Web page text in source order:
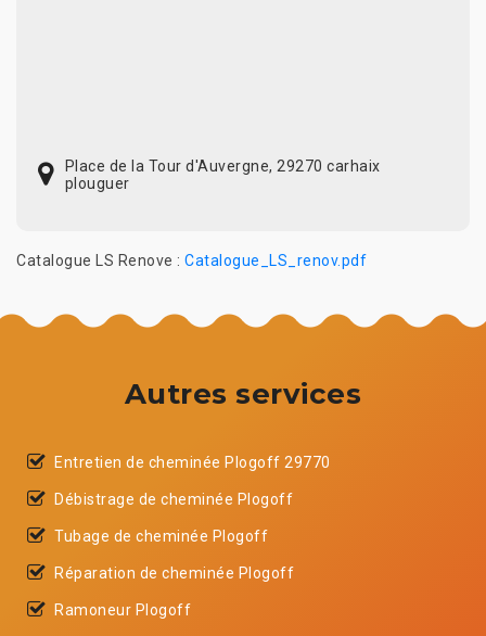
Place de la Tour d'Auvergne, 29270 carhaix
plouguer
Catalogue LS Renove : Catalogue_LS_renov.pdf
Autres services
Entretien de cheminée Plogoff 29770
Débistrage de cheminée Plogoff
Tubage de cheminée Plogoff
Réparation de cheminée Plogoff
Ramoneur Plogoff